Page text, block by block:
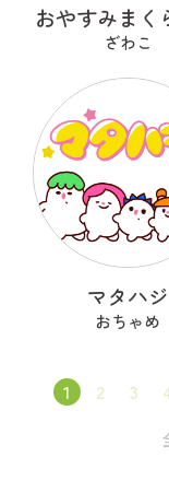
おやすみまく
ざわこ
マタハジ
おちゃめ
1 2 3